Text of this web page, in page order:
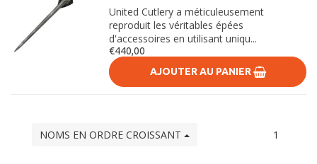
United Cutlery a méticuleusement
reproduit les véritables épées
d'accessoires en utilisant uniqu...
€440,00
AJOUTER AU PANIER
NOMS EN ORDRE CROISSANT 1